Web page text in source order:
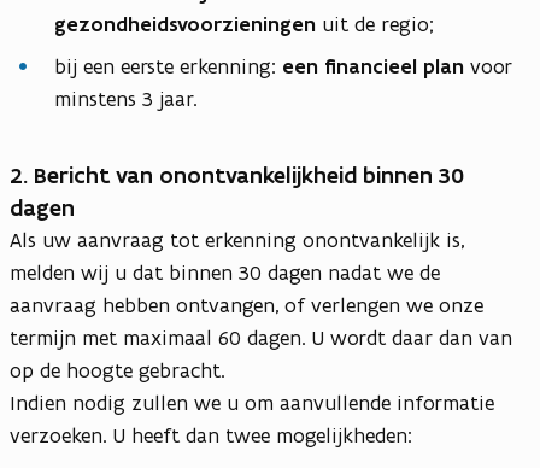
gezondheidsvoorzieningen uit de regio;
bij een eerste erkenning: een financieel plan voor
minstens 3 jaar.
2. Bericht van onontvankelijkheid binnen 30
dagen
Als uw aanvraag tot erkenning onontvankelijk is,
melden wij u dat binnen 30 dagen nadat we de
aanvraag hebben ontvangen, of verlengen we onze
termijn met maximaal 60 dagen. U wordt daar dan van
op de hoogte gebracht.
Indien nodig zullen we u om aanvullende informatie
verzoeken. U heeft dan twee mogelijkheden: